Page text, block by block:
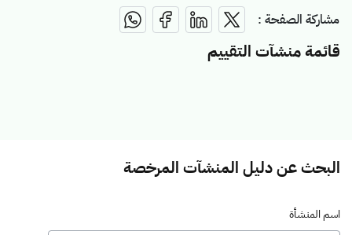
مشاركة الصفحة :
قائمة منشآت التقييم
البحث عن دليل المنشآت المرخصة
اسم المنشأة